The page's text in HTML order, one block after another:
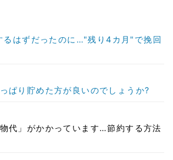
るはずだったのに…"残り4カ月"で挽回
ぱり貯めた方が良いのでしょうか?
代」がかかっています…節約する方法